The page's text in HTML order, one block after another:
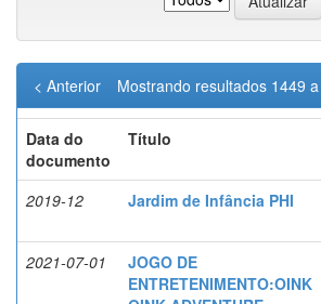
Mostrando resultados 1449
< Anterior
Data do
documento
Título
2019-12 Jardim de Infância PHI
2021-07-01
JOGO DE
ENTRETENIMENTO:OINK